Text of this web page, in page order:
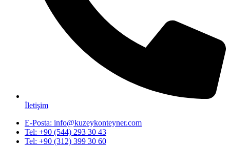
İletişim
E-Posta: info@kuzeykonteyner.com
Tel: +90 (544) 293 30 43
Tel: +90 (312) 399 30 60